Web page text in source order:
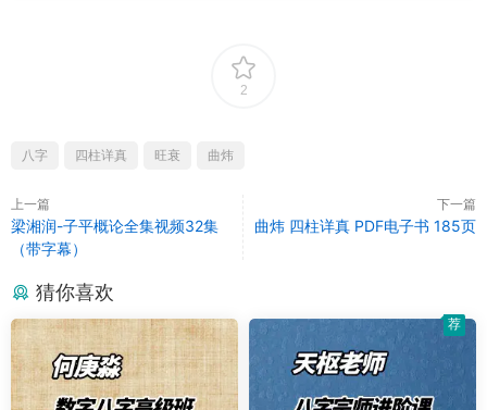
2
八字 四柱详真 旺衰 曲炜
上一篇
梁湘润-子平概论全集视频32集
（带字幕）
下一篇
曲炜 四柱详真 PDF电子书 185页
猜你喜欢
荐